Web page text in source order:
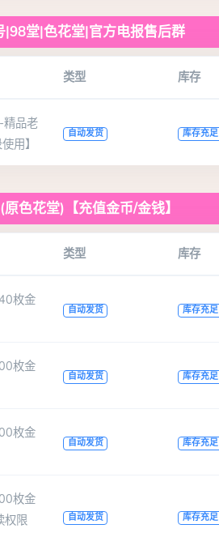
|98堂|色花堂|官方电报售后群
类型 库存
精品老
用】
自动发货 库存充足
色花堂)【充值金币/金钱】
类型 库存
枚金
自动发货 库存充足
枚金
自动发货 库存充足
枚金
自动发货 库存充足
枚金
权限
自动发货 库存充足